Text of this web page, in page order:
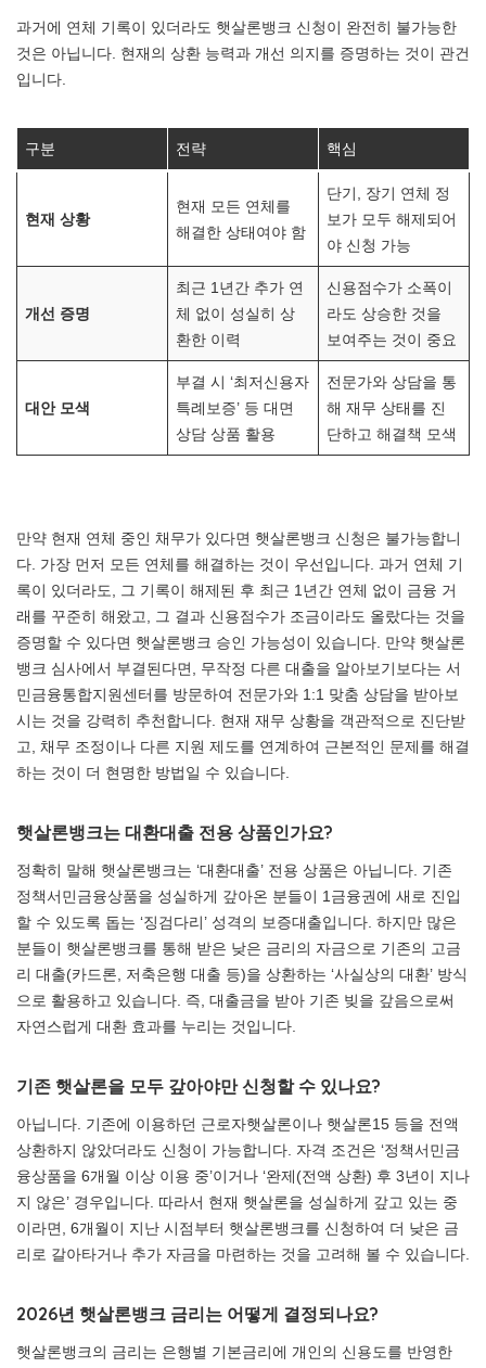
과거에 연체 기록이 있더라도 햇살론뱅크 신청이 완전히 불가능한
것은 아닙니다. 현재의 상환 능력과 개선 의지를 증명하는 것이 관건
입니다.
구분 전략 핵심
현재 상황
현재 모든 연체를
해결한 상태여야 함
단기, 장기 연체 정
보가 모두 해제되어
야 신청 가능
개선 증명
최근 1년간 추가 연
체 없이 성실히 상
환한 이력
신용점수가 소폭이
라도 상승한 것을
보여주는 것이 중요
대안 모색
부결 시 ‘최저신용자
특례보증’ 등 대면
상담 상품 활용
전문가와 상담을 통
해 재무 상태를 진
단하고 해결책 모색
만약 현재 연체 중인 채무가 있다면 햇살론뱅크 신청은 불가능합니
다. 가장 먼저 모든 연체를 해결하는 것이 우선입니다. 과거 연체 기
록이 있더라도, 그 기록이 해제된 후 최근 1년간 연체 없이 금융 거
래를 꾸준히 해왔고, 그 결과 신용점수가 조금이라도 올랐다는 것을
증명할 수 있다면 햇살론뱅크 승인 가능성이 있습니다. 만약 햇살론
뱅크 심사에서 부결된다면, 무작정 다른 대출을 알아보기보다는 서
민금융통합지원센터를 방문하여 전문가와 1:1 맞춤 상담을 받아보
시는 것을 강력히 추천합니다. 현재 재무 상황을 객관적으로 진단받
고, 채무 조정이나 다른 지원 제도를 연계하여 근본적인 문제를 해결
하는 것이 더 현명한 방법일 수 있습니다.
햇살론뱅크는 대환대출 전용 상품인가요?
정확히 말해 햇살론뱅크는 ‘대환대출’ 전용 상품은 아닙니다. 기존
정책서민금융상품을 성실하게 갚아온 분들이 1금융권에 새로 진입
할 수 있도록 돕는 ‘징검다리’ 성격의 보증대출입니다. 하지만 많은
분들이 햇살론뱅크를 통해 받은 낮은 금리의 자금으로 기존의 고금
리 대출(카드론, 저축은행 대출 등)을 상환하는 ‘사실상의 대환’ 방식
으로 활용하고 있습니다. 즉, 대출금을 받아 기존 빚을 갚음으로써
자연스럽게 대환 효과를 누리는 것입니다.
기존 햇살론을 모두 갚아야만 신청할 수 있나요?
아닙니다. 기존에 이용하던 근로자햇살론이나 햇살론15 등을 전액
상환하지 않았더라도 신청이 가능합니다. 자격 조건은 ‘정책서민금
융상품을 6개월 이상 이용 중’이거나 ‘완제(전액 상환) 후 3년이 지나
지 않은’ 경우입니다. 따라서 현재 햇살론을 성실하게 갚고 있는 중
이라면, 6개월이 지난 시점부터 햇살론뱅크를 신청하여 더 낮은 금
리로 갈아타거나 추가 자금을 마련하는 것을 고려해 볼 수 있습니다.
2026년 햇살론뱅크 금리는 어떻게 결정되나요?
햇살론뱅크의 금리는 은행별 기본금리에 개인의 신용도를 반영한